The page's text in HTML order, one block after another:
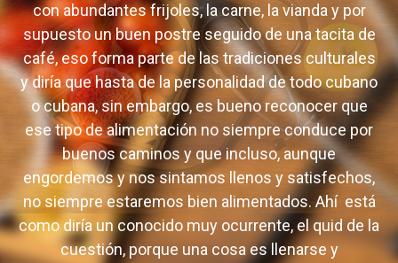
con abundantes frijoles, la carne, la vianda y por
supuesto un buen postre seguido de una tacita de
café, eso forma parte de las tradiciones culturales
y diría que hasta de la personalidad de todo cubano
o cubana, sin embargo, es bueno reconocer que
ese tipo de alimentación no siempre conduce por
buenos caminos y que incluso, aunque
engordemos y nos sintamos llenos y satisfechos,
no siempre estaremos bien alimentados. Ahí está
como diría un conocido muy ocurrente, el quid de la
cuestión, porque una cosa es llenarse y